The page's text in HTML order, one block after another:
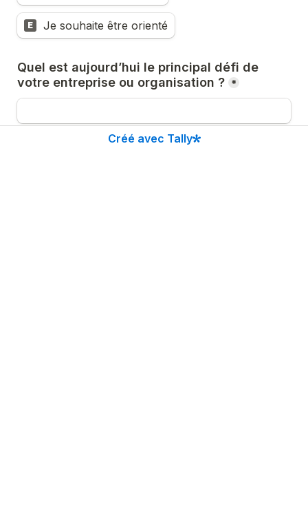
E Je souhaite être orienté
Quel est aujourd’hui le principal défi de
votre entreprise ou organisation ? *
Créé avec Tally